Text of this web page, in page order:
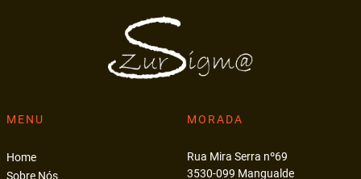
MENU
Home
MORADA
Rua Mira Serra nº69
3530-099 Mangualde